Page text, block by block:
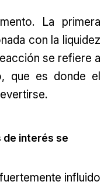
La primera
con la liquidez
se refiere a
que es donde el
interés se
influido